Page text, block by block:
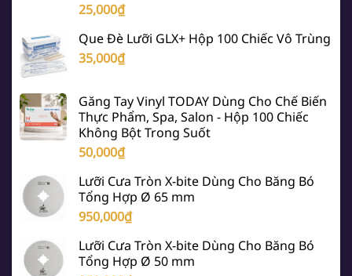
25,000₫
Que Đè Lưỡi GLX+ Hộp 100 Chiếc Vô Trùng
35,000₫
Găng Tay Vinyl TODAY Dùng Cho Chế Biến
Thực Phẩm, Spa, Salon - Hộp 100 Chiếc
Không Bột Trong Suốt
50,000₫
Lưỡi Cưa Tròn X-bite Dùng Cho Băng Bó
Tổng Hợp Ø 65 mm
950,000₫
Lưỡi Cưa Tròn X-bite Dùng Cho Băng Bó
Tổng Hợp Ø 50 mm